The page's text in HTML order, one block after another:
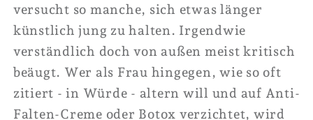
versucht so manche, sich etwas länger
künstlich jung zu halten. Irgendwie
verständlich doch von außen meist kritisch
beäugt. Wer als Frau hingegen, wie so oft
zitiert - in Würde - altern will und auf Anti-
Falten-Creme oder Botox verzichtet, wird